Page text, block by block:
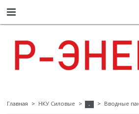
Главная НКУ Силовые - Вводные